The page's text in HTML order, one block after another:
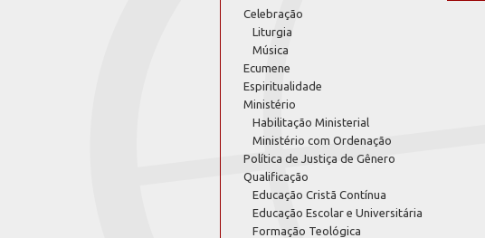
Celebração
Liturgia
Música
Ecumene
Espiritualidade
Ministério
Habilitação Ministerial
Ministério com Ordenação
Política de Justiça de Gênero
Qualificação
Educação Cristã Contínua
Educação Escolar e Universitária
Formação Teológica